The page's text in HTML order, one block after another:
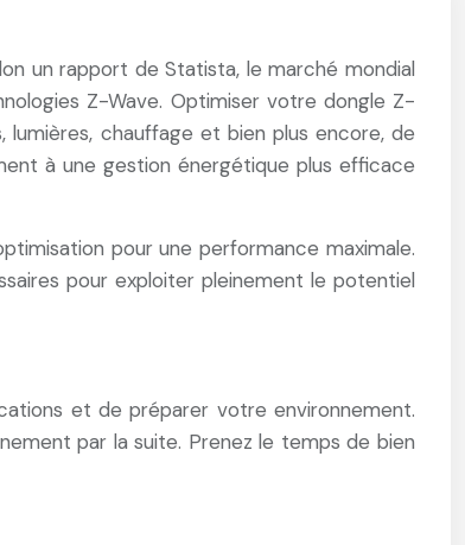
un rapport de Statista, le marché mondial
Z-Wave. Optimiser votre dongle Z-
chauffage et bien plus encore, de
à une gestion énergétique plus efficace
pour une performance maximale.
pour exploiter pleinement le potentiel
et de préparer votre environnement.
par la suite. Prenez le temps de bien